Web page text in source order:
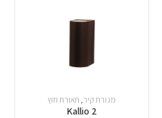
מנורת קיר, תאורת חוץ
Kallio 2